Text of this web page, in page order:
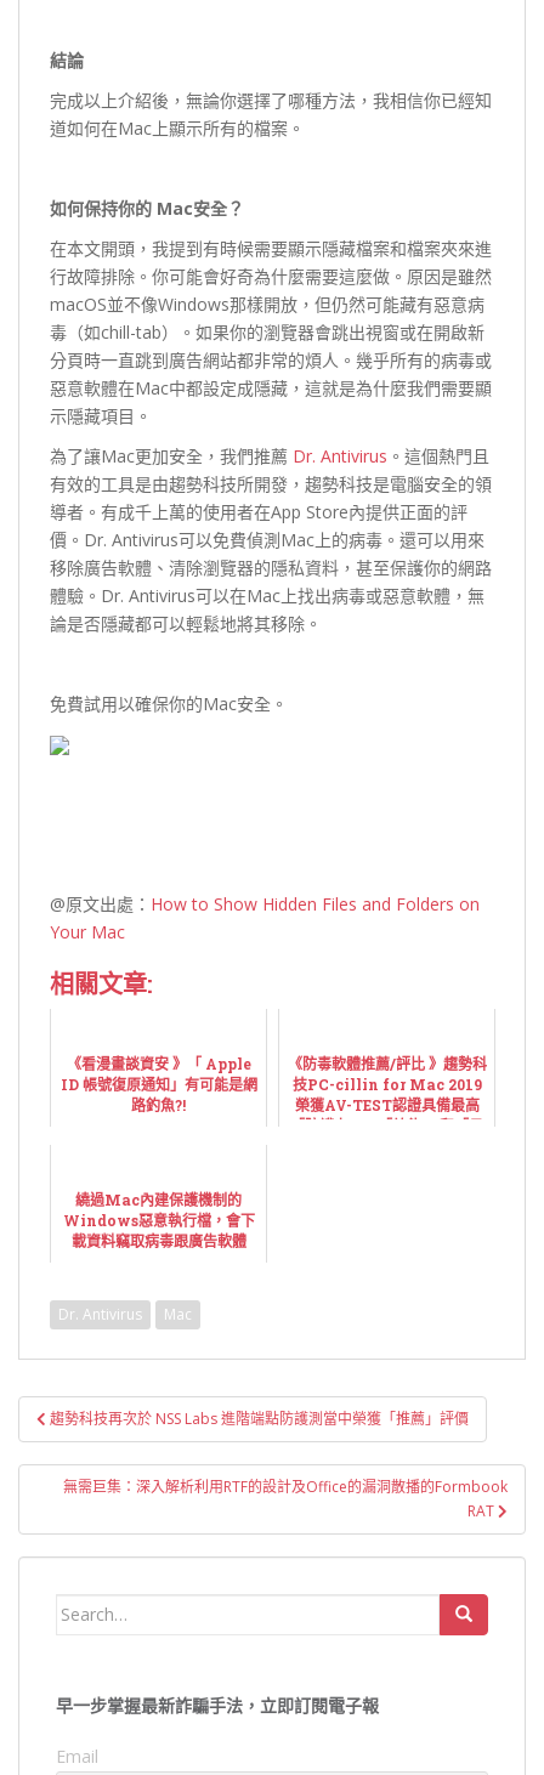
結論
完成以上介紹後，無論你選擇了哪種方法，我相信你已經知
道如何在Mac上顯示所有的檔案。
如何保持你的 Mac安全？
在本文開頭，我提到有時候需要顯示隱藏檔案和檔案夾來進
行故障排除。你可能會好奇為什麼需要這麼做。原因是雖然
macOS並不像Windows那樣開放，但仍然可能藏有惡意病
毒（如chill-tab）。如果你的瀏覽器會跳出視窗或在開啟新
分頁時一直跳到廣告網站都非常的煩人。幾乎所有的病毒或
惡意軟體在Mac中都設定成隱藏，這就是為什麼我們需要顯
示隱藏項目。
為了讓Mac更加安全，我們推薦 Dr. Antivirus 。這個熱門且
有效的工具是由趨勢科技所開發，趨勢科技是電腦安全的領
導者。有成千上萬的使用者在App Store內提供正面的評
價。Dr. Antivirus可以免費偵測Mac上的病毒。還可以用來
移除廣告軟體、清除瀏覽器的隱私資料，甚至保護你的網路
體驗。Dr. Antivirus可以在Mac上找出病毒或惡意軟體，無
論是否隱藏都可以輕鬆地將其移除。
免費試用以確保你的Mac安全。
@原文出處： How to Show Hidden Files and Folders on
Your Mac
相關文章:
《看漫畫談資安 》「 Apple
ID 帳號復原通知」有可能是網
路釣魚?!
《防毒軟體推薦/評比 》趨勢科
技PC-cillin for Mac 2019
榮獲AV-TEST認證具備最高
「防護力」、「效能 」和「易
繞過Mac內建保護機制的
Windows惡意執行檔，會下
載資料竊取病毒跟廣告軟體
Dr. Antivirus Mac
文
章
導
趨勢科技再次於 NSS Labs 進階端點防護測當中榮獲「推薦」評價
無需巨集：深入解析利用RTF的設計及Office的漏洞散播的Formbook
RAT
Search
早一步掌握最新詐騙手法，立即訂閱電子報
Email